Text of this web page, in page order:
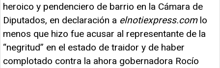
heroico y pendenciero de barrio en la Cámara de
Diputados, en declaración a elnotiexpress.com lo
menos que hizo fue acusar al representante de la
“negritud” en el estado de traidor y de haber
complotado contra la ahora gobernadora Rocío